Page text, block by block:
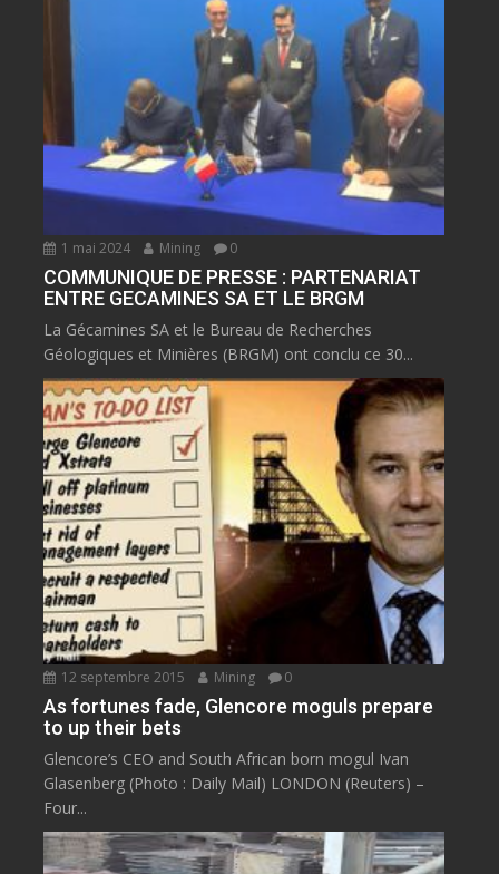
1 mai 2024 Mining 0
COMMUNIQUE DE PRESSE : PARTENARIAT
ENTRE GECAMINES SA ET LE BRGM
La Gécamines SA et le Bureau de Recherches
Géologiques et Minières (BRGM) ont conclu ce 30...
12 septembre 2015 Mining 0
As fortunes fade, Glencore moguls prepare
to up their bets
Glencore’s CEO and South African born mogul Ivan
Glasenberg (Photo : Daily Mail) LONDON (Reuters) –
Four...